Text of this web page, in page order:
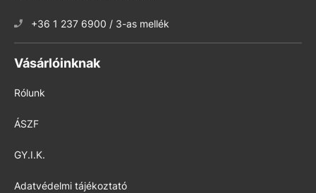
+36 1 237 6900 / 3-as mellék
Vásárlóinknak
Rólunk
ÁSZF
GY.I.K.
Adatvédelmi tájékoztató